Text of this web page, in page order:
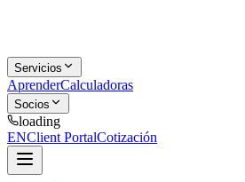
Servicios
AprenderCalculadoras
Socios
loading
ENClient PortalCotización